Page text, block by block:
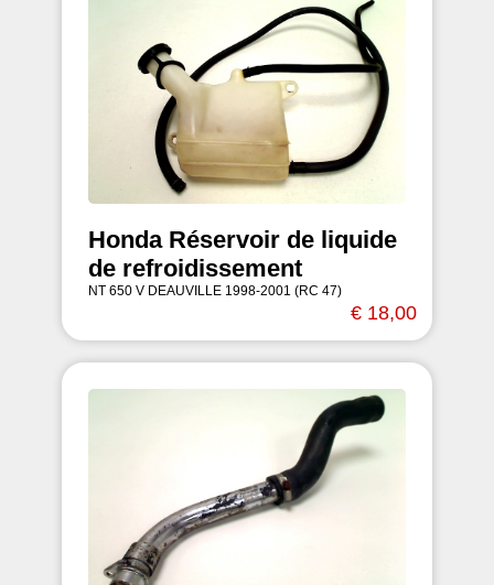
Honda Réservoir de liquide
de refroidissement
NT 650 V DEAUVILLE 1998-2001 (RC 47)
€ 18,00